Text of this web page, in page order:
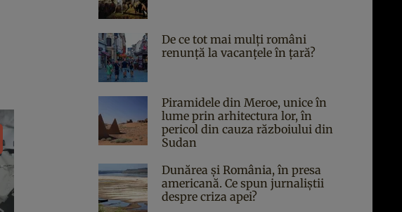
De ce tot mai mulți români
renunță la vacanțele în țară?
Piramidele din Meroe, unice în
lume prin arhitectura lor, în
pericol din cauza războiului din
Sudan
Dunărea și România, în presa
americană. Ce spun jurnaliștii
despre criza apei?